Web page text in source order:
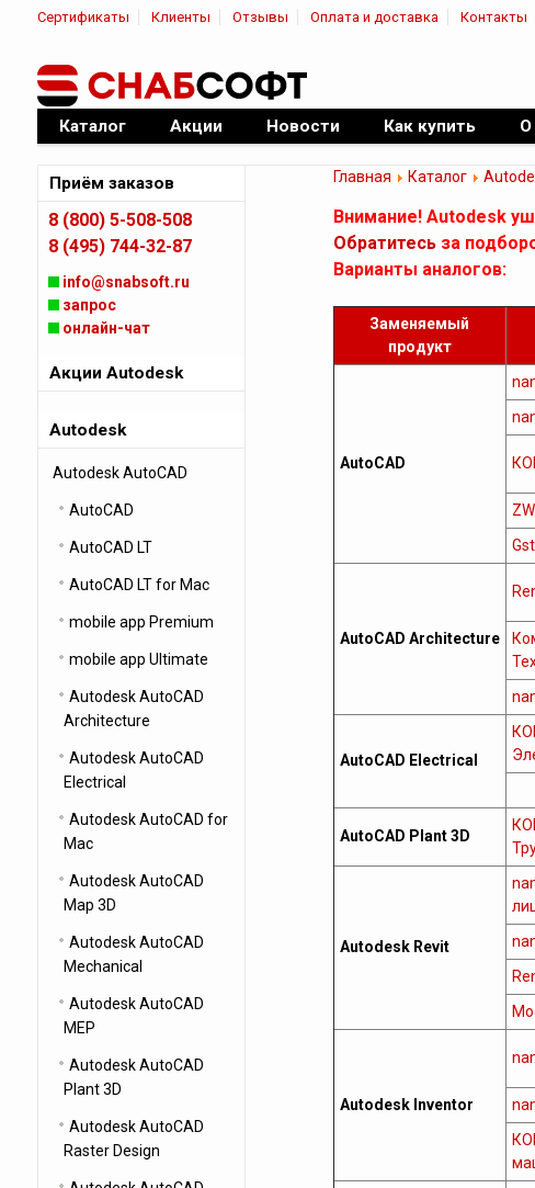
Сертификаты Клиенты Отзывы Оплата и доставка Контакты
Официальный дилер ПО
Каталог Акции Новости Как купить О
Главная Каталог
Внимание! Autodesk
Обратитесьза
Варианты аналогов:
Заменяемый
продукт
AutoCAD
AutoCAD Architecture
AutoCAD Electrical
AutoCAD Plant 3D
Autodesk Revit
Autodesk Inventor
Приём заказов
8 (800) 5-508-508
8 (495) 744-32-87
info@snabsoft.ru
запрос
онлайн-чат
Акции Autodesk
Autodesk
Autodesk AutoCAD
AutoCAD
AutoCAD LT
AutoCAD LT for Mac
mobile app Premium
mobile app Ultimate
Autodesk AutoCAD
Architecture
Autodesk AutoCAD
Electrical
Autodesk AutoCAD for
Mac
Autodesk AutoCAD
Map 3D
Autodesk AutoCAD
Mechanical
Autodesk AutoCAD
MEP
Autodesk AutoCAD
Plant 3D
Autodesk AutoCAD
Raster Design